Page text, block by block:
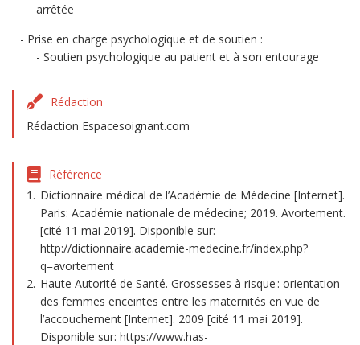
arrêtée
Prise en charge psychologique et de soutien :
Soutien psychologique au patient et à son entourage
Rédaction
Rédaction Espacesoignant.com
Référence
Dictionnaire médical de l’Académie de Médecine [Internet].
Paris: Académie nationale de médecine; 2019. Avortement.
[cité 11 mai 2019]. Disponible sur:
http://dictionnaire.academie-medecine.fr/index.php?
q=avortement
Haute Autorité de Santé. Grossesses à risque : orientation
des femmes enceintes entre les maternités en vue de
l’accouchement [Internet]. 2009 [cité 11 mai 2019].
Disponible sur: https://www.has-